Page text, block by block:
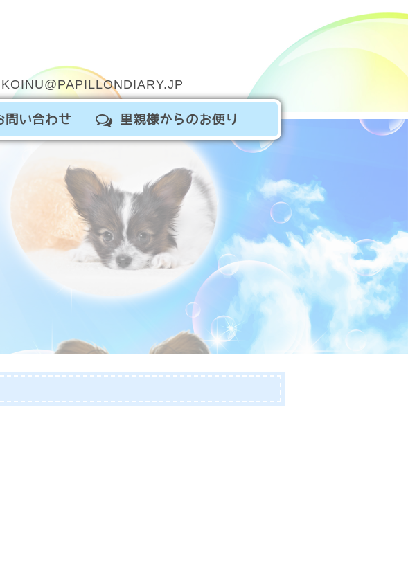
KOINU@PAPILLONDIARY.JP
問い合わせ 里親様からのお便り